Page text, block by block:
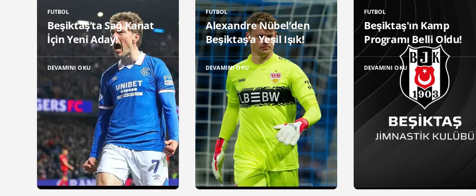
FUTBOL
Beşiktaş’ta Sağ Kanat
İçin Yeni Aday!
DEVAMINI OKU
FUTBOL
Alexandre Nübel’den
Beşiktaş’a Yeşil Işık!
DEVAMINI OKU
FUTBOL
Beşiktaş'ın Kamp
Programı Belli Oldu!
DEVAMINI OKU